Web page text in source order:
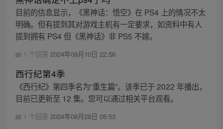
目前的信息显示，《黑神话：悟空》在 PS4 上的情况不太
明确。但有提到其对游戏主机有一定要求，如资料中有人
提到拥有 PS4 但《黑神话》非 PS5 不嫁。
1 个回答 2024年09月10日 22:56
西行纪第4季
《西行纪》第四季名为“重生篇”。该季已于 2022 年播出，
目前已更新至 12 集。您可以通过相关平台观看。
1 个回答 2024年08月28日 05:53